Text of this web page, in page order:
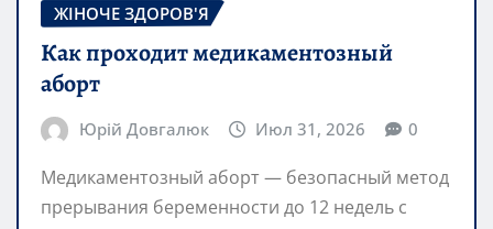
ЖІНОЧЕ ЗДОРОВ'Я
Как проходит медикаментозный
аборт
Юрій Довгалюк Июл 31, 2026 0
Медикаментозный аборт — безопасный метод
прерывания беременности до 12 недель с